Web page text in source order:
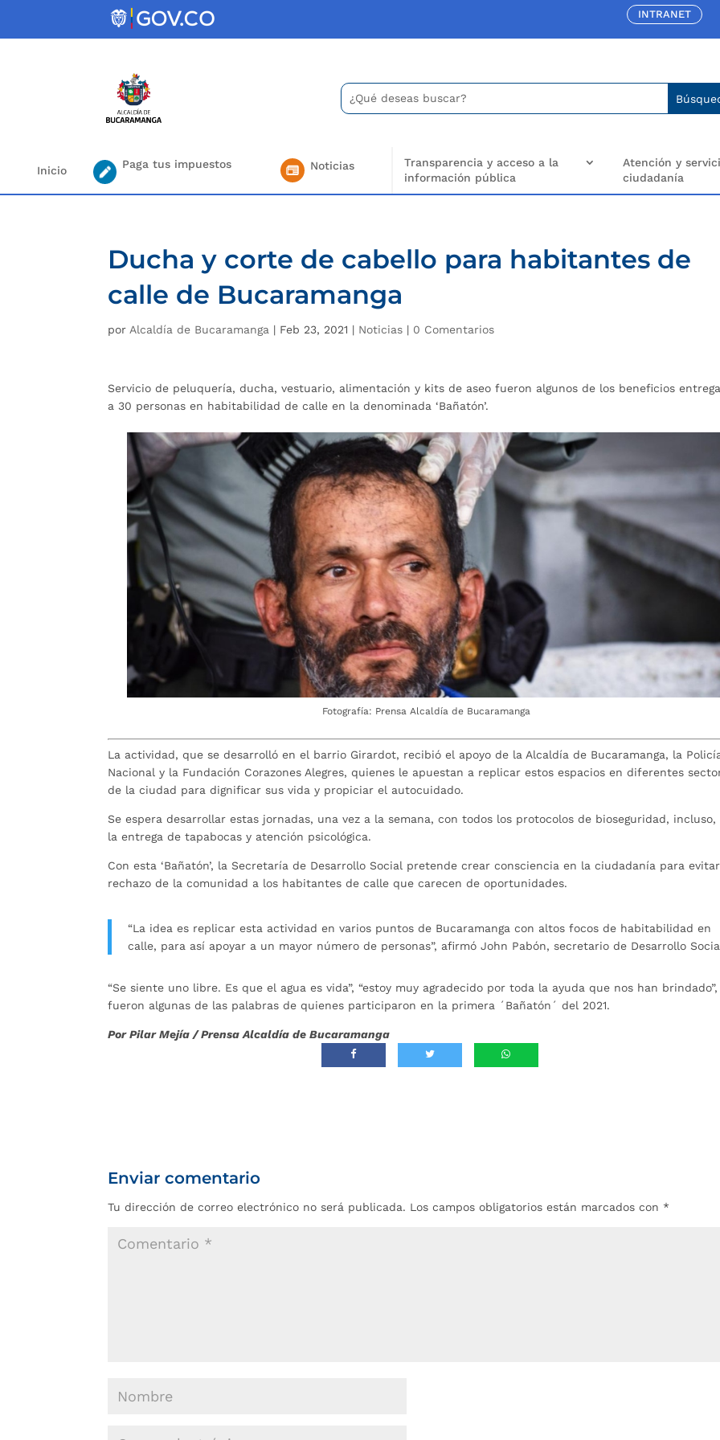
INTRANET
Buscar:
Search
for...
Inicio Paga tus impuestos Noticias
Transparencia y acceso a la
información pública
Atención y
ciudadanía
Ducha y corte de cabello para habitantes de
calle de Bucaramanga
por Alcaldía de Bucaramanga | Feb 23, 2021 | Noticias | 0 Comentarios
Servicio de peluquería, ducha, vestuario, alimentación y kits de aseo fueron algunos de los beneficios
a 30 personas en habitabilidad de calle en la denominada ‘Bañatón’.
Fotografía: Prensa Alcaldía de Bucaramanga
La actividad, que se desarrolló en el barrio Girardot, recibió el apoyo de la Alcaldía de Bucaramanga, la
Nacional y la Fundación Corazones Alegres, quienes le apuestan a replicar estos espacios en diferentes
de la ciudad para dignificar sus vida y propiciar el autocuidado.
Se espera desarrollar estas jornadas, una vez a la semana, con todos los protocolos de bioseguridad, incluso,
la entrega de tapabocas y atención psicológica.
Con esta ‘Bañatón’, la Secretaría de Desarrollo Social pretende crear consciencia en la ciudadanía para
rechazo de la comunidad a los habitantes de calle que carecen de oportunidades.
“La idea es replicar esta actividad en varios puntos de Bucaramanga con altos focos de habitabilidad en
calle, para así apoyar a un mayor número de personas”, afirmó John Pabón, secretario de Desarrollo
“Se siente uno libre. Es que el agua es vida”, “estoy muy agradecido por toda la ayuda que nos han brindado”,
fueron algunas de las palabras de quienes participaron en la primera ´Bañatón´ del 2021.
Por Pilar Mejía / Prensa Alcaldía de Bucaramanga
Enviar comentario
Tu dirección de correo electrónico no será publicada. Los campos obligatorios están marcados con *